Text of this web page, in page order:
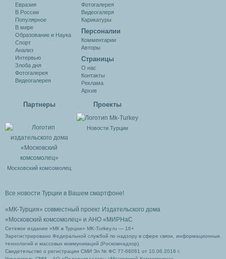
Евразия
В России
Популярное
В мире
Образование и Наука
Спорт
Анализ
Интервью
Злоба дня
Фотогалерея
Видеогалерея
Фотогалерея
Видеогалеря
Карикатуры
Персоналии
Комментарии
Авторы
Cтраницы
О нас
Контакты
Реклама
Архив
Партнеры
Московский комсомолец
Проекты
Новости Турции
Все новости Турции в Вашем смартфоне!
«МК-Турция» совместный проект Издательского дома
«Московский комсомолец» и АНО «МИРНаС
Сетевое издание «МК в Турции» MK-Turkey.ru — 16+
Зарегистрировано Федеральной службой по надзору в сфере связи, информационных
технологий и массовых коммуникаций (Роскомнадзор).
Свидетельство о регистрации СМИ Эл № ФС 77-66061 от 10.06.2016 г.